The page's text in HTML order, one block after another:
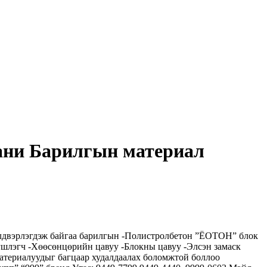
Барилгын материал
байгаа барилгын -Полистролбетон ”ЁОТОН” блок
-Хөөсөнцөрийн цавуу -Блокны цавуу -Элсэн замаск
багцаар худалдаалах боломжтой боллоо